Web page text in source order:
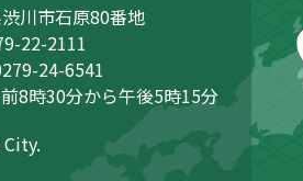
川市石原80番地
22-2111
24-6541
8時30分から午後5時15分